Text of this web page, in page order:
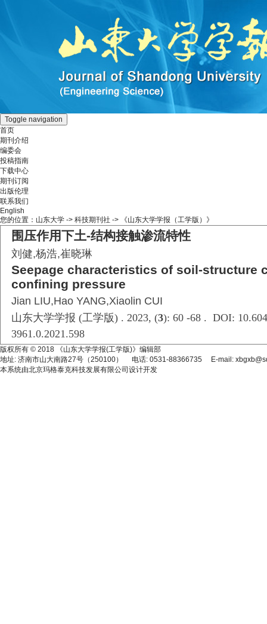
Toggle navigation
首页
期刊介绍
编委会
投稿指南
下载中心
期刊订阅
出版伦理
联系我们
English
您的位置： 山东大学 -> 科技期刊社 -> 《山东大学学报（工学版）》
围压作用下土-结构接触渗流特性
刘健,杨浩,崔晓琳
Seepage characteristics of soil-structure
confining pressure
Jian LIU,Hao YANG,Xiaolin CUI
山东大学学报 (工学版) . 2023, (3): 60 -68 . DOI:
3961.0.2021.598
版权所有 © 2018 《山东大学学报(工学版)》编辑部
地址: 济南市山大南路27号（250100） 电话: 0531-88366735 E-mail:
本系统由北京玛格泰克科技发展有限公司 设计开发